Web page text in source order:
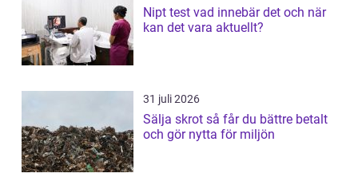
Nipt test vad innebär det och när
kan det vara aktuellt?
31 juli 2026
Sälja skrot så får du bättre betalt
och gör nytta för miljön